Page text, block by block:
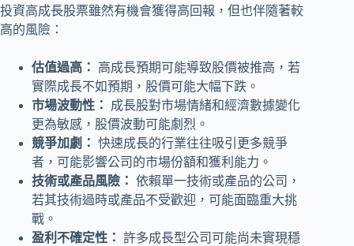
投資高成長股票雖然有機會獲得高回報，但也伴隨著較
高的風險：
估值過高：
高成長預期可能導致股價被推高，若
實際成長不如預期，股價可能大幅下跌。
市場波動性：
成長股對市場情緒和經濟數據變化
更為敏感，股價波動可能劇烈。
競爭加劇： 快速成長的行業往往吸引更多競爭
者，可能影響公司的市場份額和獲利能力。
技術或產品風險： 依賴單一技術或產品的公司，
若其技術過時或產品不受歡迎，可能面臨重大挑
戰。
盈利不確定性： 許多成長型公司可能尚未實現穩